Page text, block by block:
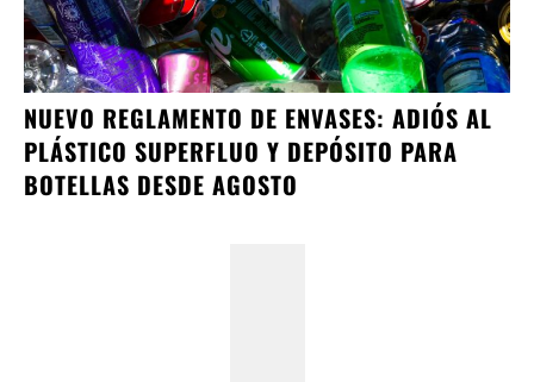
NUEVO REGLAMENTO DE ENVASES: ADIÓS AL
PLÁSTICO SUPERFLUO Y DEPÓSITO PARA
BOTELLAS DESDE AGOSTO